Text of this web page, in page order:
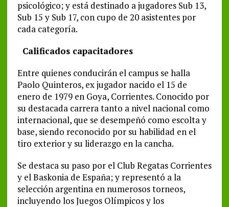
psicológico; y está destinado a jugadores Sub 13,
Sub 15 y Sub 17, con cupo de 20 asistentes por
cada categoría.
Calificados capacitadores
Entre quienes conducirán el campus se halla
Paolo Quinteros, ex jugador nacido el 15 de
enero de 1979 en Goya, Corrientes. Conocido por
su destacada carrera tanto a nivel nacional como
internacional, que se desempeñó como escolta y
base, siendo reconocido por su habilidad en el
tiro exterior y su liderazgo en la cancha.
Se destaca su paso por el Club Regatas Corrientes
y el Baskonia de España; y representó a la
selección argentina en numerosos torneos,
incluyendo los Juegos Olímpicos y los